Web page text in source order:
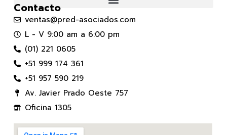
Contacto
ventas@pred-asociados.com
L - V 9:00 am a 6:00 pm
(01) 221 0605
+51 999 174 361
+51 957 590 219
Av. Javier Prado Oeste 757
Oficina 1305